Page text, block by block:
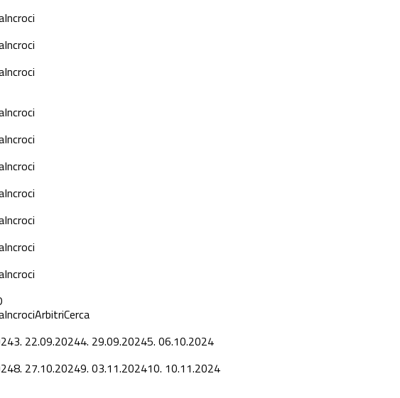
Incroci
Incroci
Incroci
Incroci
Incroci
Incroci
Incroci
Incroci
Incroci
Incroci
IncrociArbitriCerca
3. 22.09.20244. 29.09.20245. 06.10.2024
8. 27.10.20249. 03.11.202410. 10.11.2024